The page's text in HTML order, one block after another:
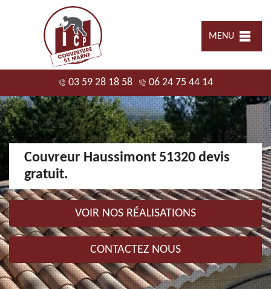
MENU
03 59 28 18 58 06 24 75 44 14
Couvreur Haussimont 51320 devis
gratuit.
VOIR NOS RÉALISATIONS
CONTACTEZ NOUS